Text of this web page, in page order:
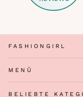
FASHIONGIRL
MENÜ
BELIEBTE